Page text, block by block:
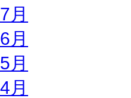
7月
6月
5月
4月